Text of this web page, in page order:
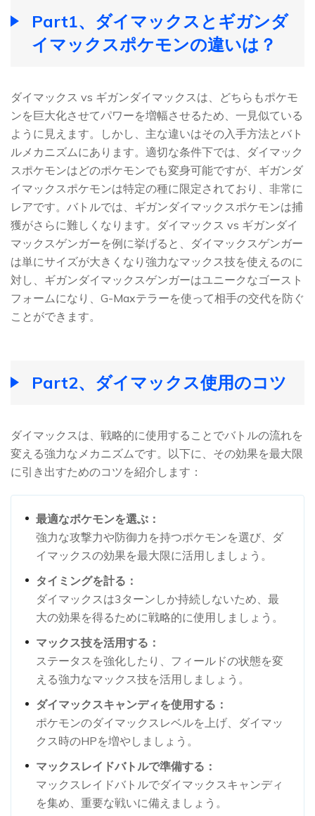
Part1、ダイマックスとギガンダ
イマックスポケモンの違いは？
ダイマックス vs ギガンダイマックスは、どちらもポケモ
ンを巨大化させてパワーを増幅させるため、一見似ている
ように見えます。しかし、主な違いはその入手方法とバト
ルメカニズムにあります。適切な条件下では、ダイマック
スポケモンはどのポケモンでも変身可能ですが、ギガンダ
イマックスポケモンは特定の種に限定されており、非常に
レアです。バトルでは、ギガンダイマックスポケモンは捕
獲がさらに難しくなります。ダイマックス vs ギガンダイ
マックスゲンガーを例に挙げると、ダイマックスゲンガー
は単にサイズが大きくなり強力なマックス技を使えるのに
対し、ギガンダイマックスゲンガーはユニークなゴースト
フォームになり、G-Maxテラーを使って相手の交代を防ぐ
ことができます。
Part2、ダイマックス使用のコツ
ダイマックスは、戦略的に使用することでバトルの流れを
変える強力なメカニズムです。以下に、その効果を最大限
に引き出すためのコツを紹介します：
最適なポケモンを選ぶ：
強力な攻撃力や防御力を持つポケモンを選び、ダ
イマックスの効果を最大限に活用しましょう。
タイミングを計る：
ダイマックスは3ターンしか持続しないため、最
大の効果を得るために戦略的に使用しましょう。
マックス技を活用する：
ステータスを強化したり、フィールドの状態を変
える強力なマックス技を活用しましょう。
ダイマックスキャンディを使用する：
ポケモンのダイマックスレベルを上げ、ダイマッ
クス時のHPを増やしましょう。
マックスレイドバトルで準備する：
マックスレイドバトルでダイマックスキャンディ
を集め、重要な戦いに備えましょう。